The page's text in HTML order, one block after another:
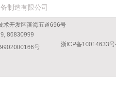
术开发区滨海五道696号
86830999
浙ICP备10014633
号